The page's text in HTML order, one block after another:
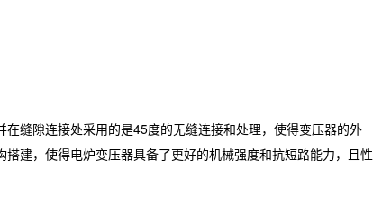
缝隙连接处采用的是45度的无缝连接和处理，使得变压器的外
建，使得电炉变压器具备了更好的机械强度和抗短路能力，且性